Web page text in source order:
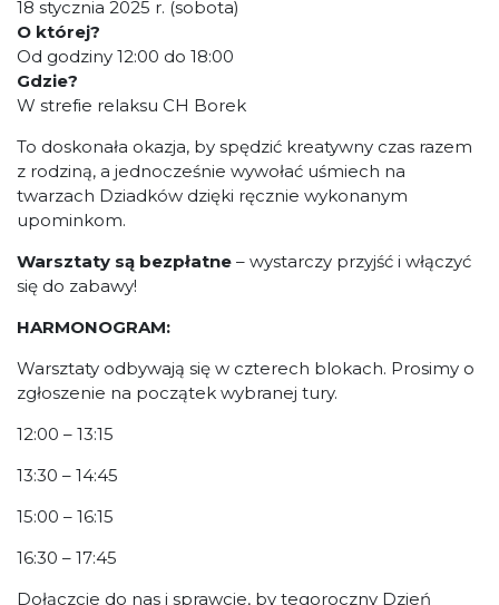
18 stycznia 2025 r. (sobota)
O której?
Od godziny 12:00 do 18:00
Gdzie?
W strefie relaksu CH Borek
To doskonała okazja, by spędzić kreatywny czas razem
z rodziną, a jednocześnie wywołać uśmiech na
twarzach Dziadków dzięki ręcznie wykonanym
upominkom.
Warsztaty są bezpłatne – wystarczy przyjść i włączyć
się do zabawy!
HARMONOGRAM:
Warsztaty odbywają się w czterech blokach. Prosimy o
zgłoszenie na początek wybranej tury.
12:00 – 13:15
13:30 – 14:45
15:00 – 16:15
16:30 – 17:45
Dołączcie do nas i sprawcie, by tegoroczny Dzień